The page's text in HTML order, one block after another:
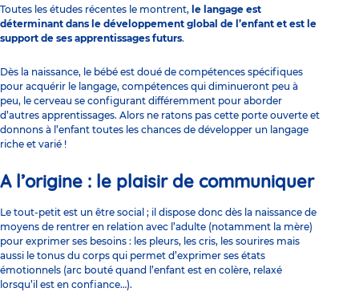
Toutes les études récentes le montrent, le langage est
déterminant dans le développement global de l’enfant et est le
support de ses apprentissages futurs.
Dès la naissance, le bébé est doué de compétences spécifiques
pour acquérir le langage, compétences qui diminueront peu à
peu, le cerveau se configurant différemment pour aborder
d’autres apprentissages. Alors ne ratons pas cette porte ouverte et
donnons à l’enfant toutes les chances de développer un langage
riche et varié !
A l’origine : le plaisir de communiquer
Le tout-petit est un être social ; il dispose donc dès la naissance de
moyens de rentrer en relation avec l’adulte (notamment la mère)
pour exprimer ses besoins : les pleurs, les cris, les sourires mais
aussi le tonus du corps qui permet d’exprimer ses états
émotionnels (arc bouté quand l’enfant est en colère, relaxé
lorsqu’il est en confiance…).